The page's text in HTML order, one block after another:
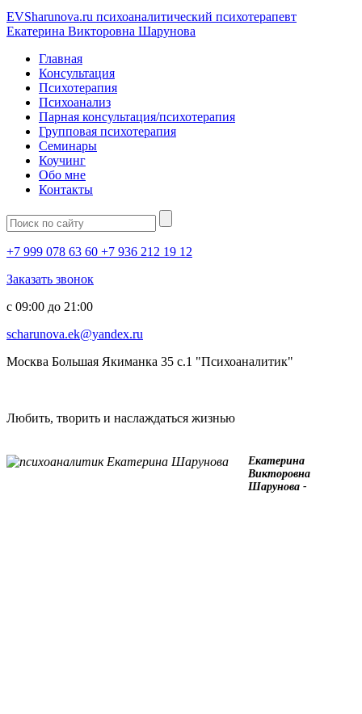
EVSharunova.ru психоаналитический психотерапевт
Екатерина Викторовна Шарунова
Главная
Консультация
Психотерапия
Психоанализ
Парная консультация/психотерапия
Групповая психотерапия
Семинары
Коучинг
Обо мне
Контакты
+7 999 078 63 60 +7 936 212 19 12
Заказать звонок
c 09:00 до 21:00
scharunova.ek@yandex.ru
Москва Большая Якиманка 35 с.1 "Психоаналитик"
Любить, творить и наслаждаться жизнью
Екатерина
Викторовна
Шарунова -